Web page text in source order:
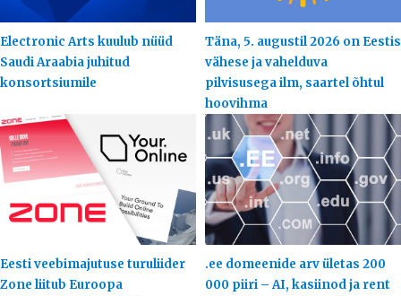
Electronic Arts kuulub nüüd
Saudi Araabia juhitud
konsortsiumile
Täna, 5. augustil 2026 on Eestis
vähese ja vahelduva
pilvisusega ilm, saartel õhtul
hoovihma
Eesti veebimajutuse turuliider
Zone liitub Euroopa
.ee domeenide arv ületas 200
000 piiri – AI, kasiinod ja rent